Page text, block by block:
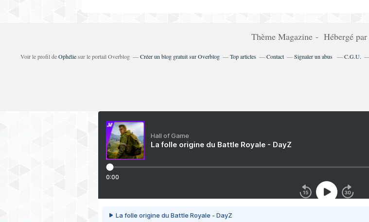
Thème Magazine - Hébergé par
Voir le profil deOphéliesur le portail Overblog Créer un blog gratuit sur Overblog Top articles Contact Signaler un abus C.G.U.
Hall of Game
La folle origine du Battle Royale - DayZ
0:00
La folle origine du Battle Royale - DayZ